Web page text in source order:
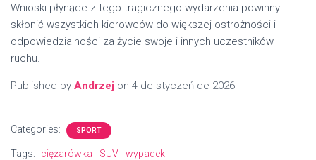
Wnioski płynące z tego tragicznego wydarzenia powinny
skłonić wszystkich kierowców do większej ostrożności i
odpowiedzialności za życie swoje i innych uczestników
ruchu.
Published by Andrzej on 4 de styczeń de 2026
Categories: SPORT
Tags: ciężarówka SUV wypadek